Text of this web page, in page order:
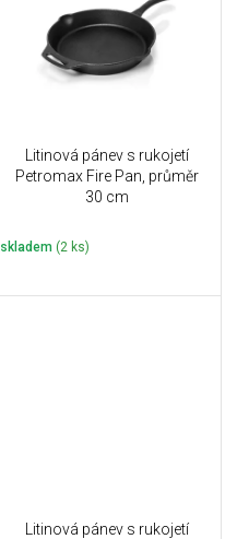
Litinová pánev s rukojetí
Petromax Fire Pan, průměr
30 cm
skladem (2 ks)
Litinová pánev s rukojetí